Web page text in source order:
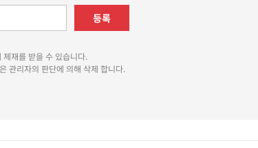
등록
재를 받을 수 있습니다.
관리자의 판단에 의해 삭제 합니다.